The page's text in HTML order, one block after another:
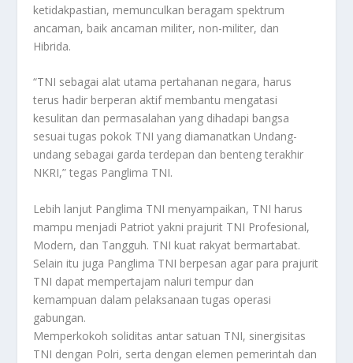
ketidakpastian, memunculkan beragam spektrum
ancaman, baik ancaman militer, non-militer, dan
Hibrida.
“TNI sebagai alat utama pertahanan negara, harus
terus hadir berperan aktif membantu mengatasi
kesulitan dan permasalahan yang dihadapi bangsa
sesuai tugas pokok TNI yang diamanatkan Undang-
undang sebagai garda terdepan dan benteng terakhir
NKRI,” tegas Panglima TNI.
Lebih lanjut Panglima TNI menyampaikan, TNI harus
mampu menjadi Patriot yakni prajurit TNI Profesional,
Modern, dan Tangguh. TNI kuat rakyat bermartabat.
Selain itu juga Panglima TNI berpesan agar para prajurit
TNI dapat mempertajam naluri tempur dan
kemampuan dalam pelaksanaan tugas operasi
gabungan.
Memperkokoh soliditas antar satuan TNI, sinergisitas
TNI dengan Polri, serta dengan elemen pemerintah dan